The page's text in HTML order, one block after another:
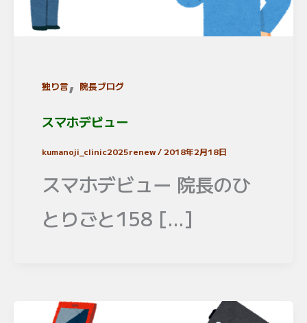
独り言, 院長ブログ
スマホデビュー
kumanoji_clinic2025renew/ 2018年2月18日
スマホデビュー 院長のひ
とりごと158 […]